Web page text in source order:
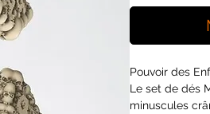
Pouvoir des
Le set de dés
minuscules